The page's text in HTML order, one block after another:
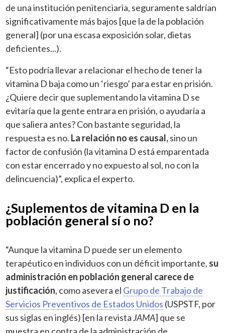
de una institución penitenciaria, seguramente saldrían
significativamente más bajos [que la de la población
general] (por una escasa exposición solar, dietas
deficientes...).
“Esto podría llevar a relacionar el hecho de tener la
vitamina D baja como un ‘riesgo’ para estar en prisión.
¿Quiere decir que suplementando la vitamina D se
evitaría que la gente entrara en prisión, o ayudaría a
que saliera antes? Con bastante seguridad, la
respuesta es no. La relación no es causal,sino un
factor de confusión (la vitamina D está emparentada
con estar encerrado y no expuesto al sol, no con la
delincuencia)”, explica el experto.
¿Suplementos de vitamina D en la
población general sí o no?
“Aunque la vitamina D puede ser un elemento
terapéutico en individuos con un déficit importante, su
administración en población general carece de
justificación, como asevera el Grupo de Trabajo de
Servicios Preventivos de Estados Unidos (USPSTF, por
sus siglas en inglés) [en la revistaJAMA] que se
muestra en contra de la administración de